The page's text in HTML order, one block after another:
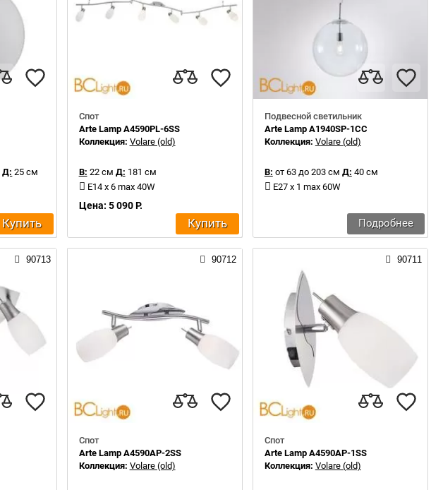
Д: 25 см
Купить
Спот
Arte Lamp A4590PL-6SS
Коллекция: Volare (old)
В: 22 см Д: 181 см
E14 x 6 max 40W
Цена: 5 090 Р.
Купить
Подвесной светильник
Arte Lamp A1940SP-1CC
Коллекция: Volare (old)
В: от 63 до 203 см Д: 40 см
E27 x 1 max 60W
Подробнее
90713 90712
Спот
Arte Lamp A4590AP-2SS
Коллекция: Volare (old)
90711
Спот
Arte Lamp A4590AP-1SS
Коллекция: Volare (old)